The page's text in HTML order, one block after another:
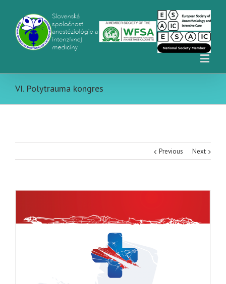
VI. Polytrauma kongres
Previous Next